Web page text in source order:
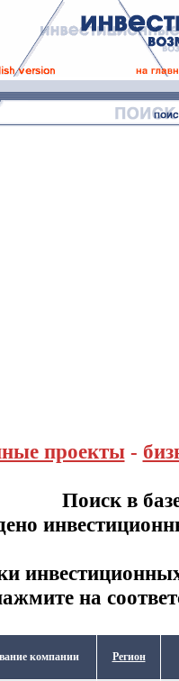
проекты-
Поиск в
на
компании Регион